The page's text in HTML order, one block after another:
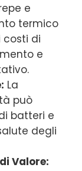
e
termico
costi di
e
La
può
batteri e
degli
Valore: